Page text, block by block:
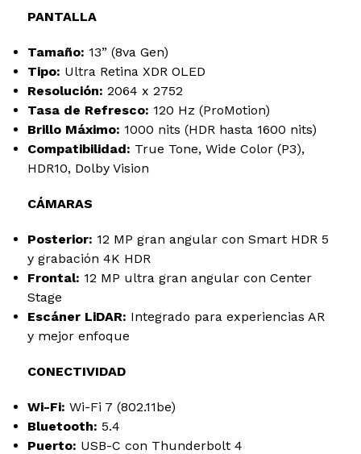
PANTALLA
Tamaño: 13” (8va Gen)
Tipo: Ultra Retina XDR OLED
Resolución: 2064 x 2752
Tasa de Refresco: 120 Hz (ProMotion)
Brillo Máximo: 1000 nits (HDR hasta 1600 nits)
Compatibilidad: True Tone, Wide Color (P3),
HDR10, Dolby Vision
CÁMARAS
Posterior: 12 MP gran angular con Smart HDR 5
y grabación 4K HDR
Frontal: 12 MP ultra gran angular con Center
Stage
Escáner LiDAR: Integrado para experiencias AR
y mejor enfoque
CONECTIVIDAD
Wi-Fi: Wi-Fi 7 (802.11be)
Bluetooth: 5.4
Puerto: USB-C con Thunderbolt 4